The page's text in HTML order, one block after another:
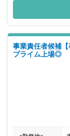
ています。 同ポ
を持ちながら、
ける方を期待し
ビスを提供から
わる全ての人々
つすべての人の未
ォームカンパニ
更なるキャリア
事業責任者候補
プライム上場◎